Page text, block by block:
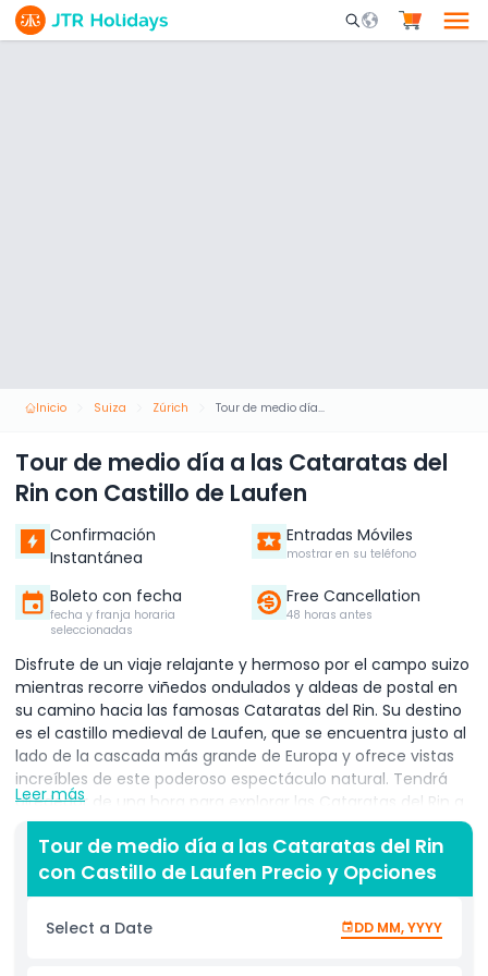
Mobile Search
Inicio Suiza Zúrich Tour de medio día a las Cataratas del Rin con Castillo de Laufen
Tour de medio día a las Cataratas del
Rin con Castillo de Laufen
Confirmación
Instantánea
Entradas Móviles
mostrar en su teléfono
Boleto con fecha
fecha y franja horaria
seleccionadas
Free Cancellation
48 horas antes
Disfrute de un viaje relajante y hermoso por el campo suizo
mientras recorre viñedos ondulados y aldeas de postal en
su camino hacia las famosas Cataratas del Rin. Su destino
es el castillo medieval de Laufen, que se encuentra justo al
lado de la cascada más grande de Europa y ofrece vistas
increíbles de este poderoso espectáculo natural. Tendrá
alrededor de una hora para explorar las Cataratas del Rin a
su propio ritmo. Tome el ascensor panorámico hacia abajo
para obtener una vista fácil y memorable, luego camine
por el sendero Belvedere, donde las plataformas de
observación le acercan lo suficiente para sentir la niebla y
escuchar el estruendo del agua que cae aceleradamente.
Durante los meses de verano, puede optar por un paseo en
Leer más
Tour de medio día a las Cataratas del Rin
con Castillo de Laufen Precio y Opciones
Select a Date DD MM, YYYY